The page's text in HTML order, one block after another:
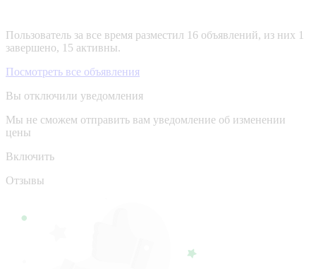
Пользователь за все время разместил 16 объявлений, из них 1
завершено, 15 активны.
Посмотреть все объявления
Вы отключили уведомления
Мы не сможем отправить вам уведомление об изменении
цены
Включить
Отзывы